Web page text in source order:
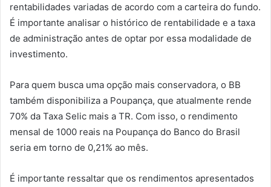
rentabilidades variadas de acordo com a carteira do fundo.
É importante analisar o histórico de rentabilidade e a taxa
de administração antes de optar por essa modalidade de
investimento.
Para quem busca uma opção mais conservadora, o BB
também disponibiliza a Poupança, que atualmente rende
70% da Taxa Selic mais a TR. Com isso, o rendimento
mensal de 1000 reais na Poupança do Banco do Brasil
seria em torno de 0,21% ao mês.
É importante ressaltar que os rendimentos apresentados